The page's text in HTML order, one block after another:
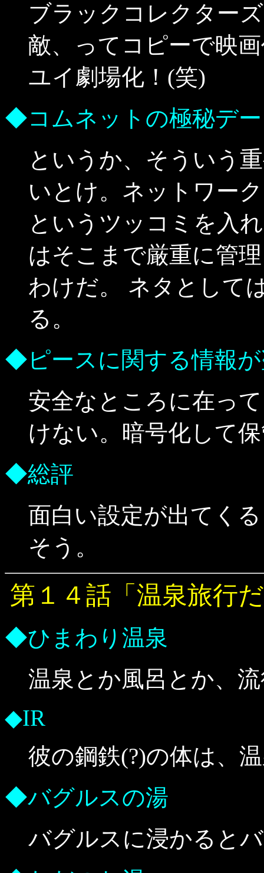
ブラックコレクター
敵、ってコピーで映
ユイ劇場化！(笑)
◆コムネットの極秘デ
というか、そういう
いとけ。ネットワー
というツッコミを入
はそこまで厳重に管
わけだ。 ネタとして
る。
◆ピースに関する情報
安全なところに在っ
けない。暗号化して
◆総評
面白い設定が出てく
そう。
第１４話「温泉旅行
◆ひまわり温泉
温泉とか風呂とか、
◆IR
彼の鋼鉄(?)の体は、
◆バグルスの湯
バグルスに浸かると